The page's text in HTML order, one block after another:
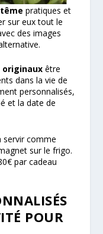
pratiques et
sur eux tout le
des images
originaux être
dans la vie de
personnalisés,
et la date de
servir comme
sur le frigo.
par cadeau
POUR